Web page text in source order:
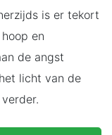
is er tekort
en
de angst
licht van de